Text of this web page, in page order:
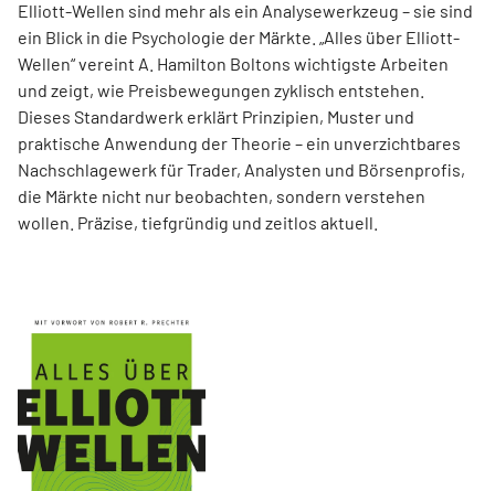
Elliott-Wellen sind mehr als ein Analysewerkzeug – sie sind
ein Blick in die Psychologie der Märkte. „Alles über Elliott-
Wellen“ vereint A. Hamilton Boltons wichtigste Arbeiten
und zeigt, wie Preisbewegungen zyklisch entstehen.
Dieses Standardwerk erklärt Prinzipien, Muster und
praktische Anwendung der Theorie – ein unverzichtbares
Nachschlagewerk für Trader, Analysten und Börsenprofis,
die Märkte nicht nur beobachten, sondern verstehen
wollen. Präzise, tiefgründig und zeitlos aktuell.